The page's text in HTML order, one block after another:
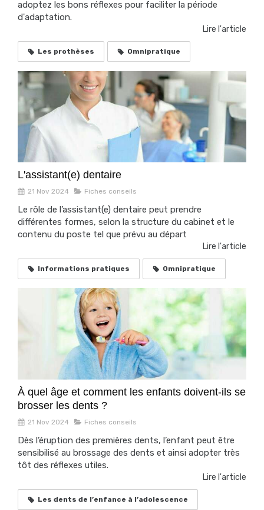
adoptez les bons réflexes pour faciliter la période
d'adaptation.
Lire l'article
Les prothèses Omnipratique
L'assistant(e) dentaire
21 Nov 2024 Fiches conseils
Le rôle de l’assistant(e) dentaire peut prendre
différentes formes, selon la structure du cabinet et le
contenu du poste tel que prévu au départ
Lire l'article
Informations pratiques Omnipratique
À quel âge et comment les enfants doivent-ils se
brosser les dents ?
21 Nov 2024 Fiches conseils
Dès l’éruption des premières dents, l’enfant peut être
sensibilisé au brossage des dents et ainsi adopter très
tôt des réflexes utiles.
Lire l'article
Les dents de l’enfance à l’adolescence